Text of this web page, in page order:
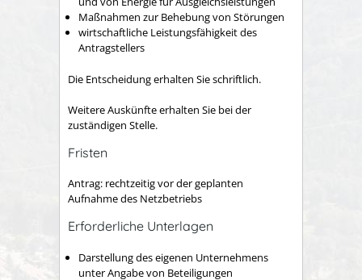
Maßnahmen zur Behebung von Störungen
wirtschaftliche Leistungsfähigkeit des
Antragstellers
Die Entscheidung erhalten Sie schriftlich.
Weitere Auskünfte erhalten Sie bei der
zuständigen Stelle.
Fristen
Antrag: rechtzeitig vor der geplanten
Aufnahme des Netzbetriebs
Erforderliche Unterlagen
Darstellung des eigenen Unternehmens
unter Angabe von Beteiligungen